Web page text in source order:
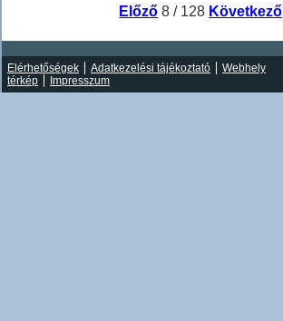
Előző 8 / 128 Következő
Elérhetőségek Adatkezelési tájékoztató
Webhely
térkép
Impresszum